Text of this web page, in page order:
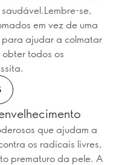
se,
em vez de uma
ajudar a colmatar
todos os
que ajudam a
os radicais livres,
prematuro da pele. A